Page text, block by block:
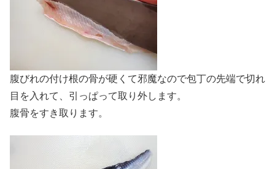
腹びれの付け根の骨が硬くて邪魔なので包丁の先端で切れ
目を入れて、引っぱって取り外します。
腹骨をすき取ります。